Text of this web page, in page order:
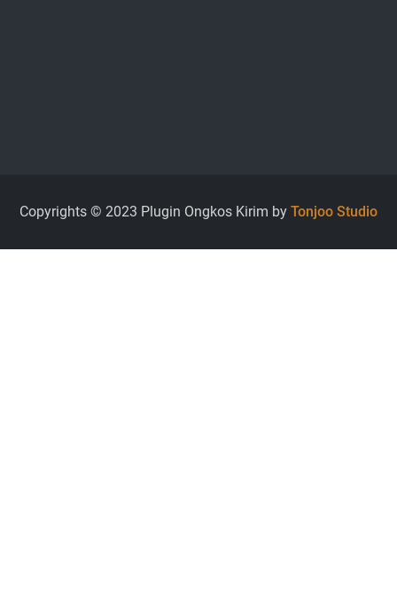
Copyrights © 2023 Plugin Ongkos Kirim by Tonjoo Studio